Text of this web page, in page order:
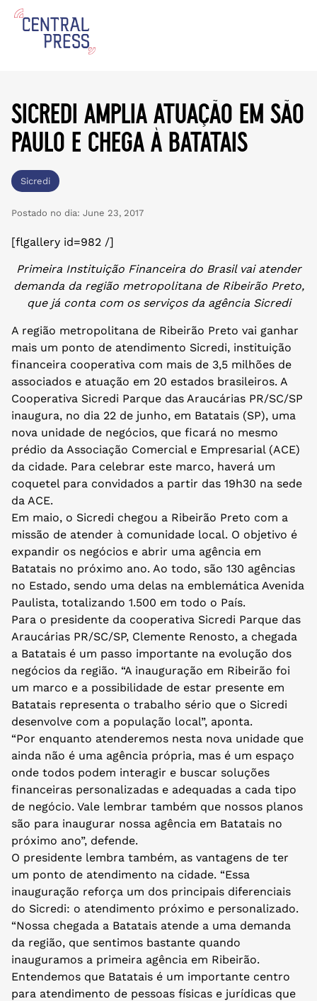
sicredi amplia atuação em são
paulo e chega à batatais
Sicredi
Postado no dia: June 23, 2017
[flgallery id=982 /]
Primeira Instituição Financeira do Brasil vai atender
demanda da região metropolitana de Ribeirão Preto,
que já conta com os serviços da agência Sicredi
A região metropolitana de Ribeirão Preto vai ganhar
mais um ponto de atendimento Sicredi, instituição
financeira cooperativa com mais de 3,5 milhões de
associados e atuação em 20 estados brasileiros. A
Cooperativa Sicredi Parque das Araucárias PR/SC/SP
inaugura, no dia 22 de junho, em Batatais (SP), uma
nova unidade de negócios, que ficará no mesmo
prédio da Associação Comercial e Empresarial (ACE)
da cidade. Para celebrar este marco, haverá um
coquetel para convidados a partir das 19h30 na sede
da ACE.
Em maio, o Sicredi chegou a Ribeirão Preto com a
missão de atender à comunidade local. O objetivo é
expandir os negócios e abrir uma agência em
Batatais no próximo ano. Ao todo, são 130 agências
no Estado, sendo uma delas na emblemática Avenida
Paulista, totalizando 1.500 em todo o País.
Para o presidente da cooperativa Sicredi Parque das
Araucárias PR/SC/SP, Clemente Renosto, a chegada
a Batatais é um passo importante na evolução dos
negócios da região. “A inauguração em Ribeirão foi
um marco e a possibilidade de estar presente em
Batatais representa o trabalho sério que o Sicredi
desenvolve com a população local”, aponta.
“Por enquanto atenderemos nesta nova unidade que
ainda não é uma agência própria, mas é um espaço
onde todos podem interagir e buscar soluções
financeiras personalizadas e adequadas a cada tipo
de negócio. Vale lembrar também que nossos planos
são para inaugurar nossa agência em Batatais no
próximo ano”, defende.
O presidente lembra também, as vantagens de ter
um ponto de atendimento na cidade. “Essa
inauguração reforça um dos principais diferenciais
do Sicredi: o atendimento próximo e personalizado.
“Nossa chegada a Batatais atende a uma demanda
da região, que sentimos bastante quando
inauguramos a primeira agência em Ribeirão.
Entendemos que Batatais é um importante centro
para atendimento de pessoas físicas e jurídicas que